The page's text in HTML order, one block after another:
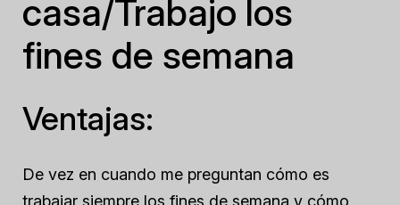
casa/Trabajo los
fines de semana
Ventajas:
De vez en cuando me preguntan cómo es
trabajar siempre los fines de semana y cómo